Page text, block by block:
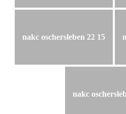
nakc oschersleben 22 15
nakc